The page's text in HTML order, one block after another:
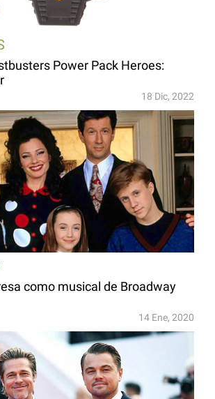
Power Pack Heroes:
18 Dic, 2022
como musical de Broadway
14 Ene, 2020